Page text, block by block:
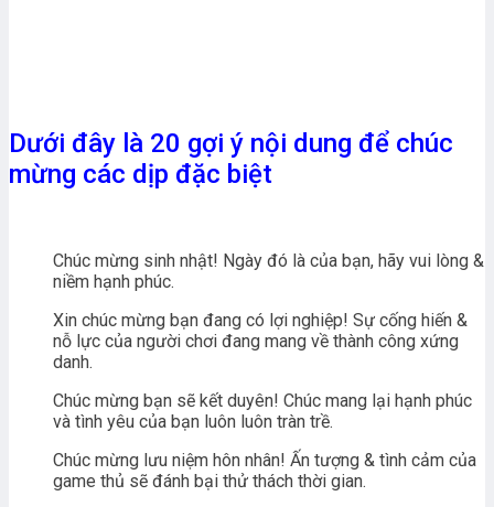
Dưới đây là 20 gợi ý nội dung để chúc
mừng các dịp đặc biệt
Chúc mừng sinh nhật! Ngày đó là của bạn, hãy vui lòng &
niềm hạnh phúc.
Xin chúc mừng bạn đang có lợi nghiệp! Sự cống hiến &
nỗ lực của người chơi đang mang về thành công xứng
danh.
Chúc mừng bạn sẽ kết duyên! Chúc mang lại hạnh phúc
và tình yêu của bạn luôn luôn tràn trề.
Chúc mừng lưu niệm hôn nhân! Ấn tượng & tình cảm của
game thủ sẽ đánh bại thử thách thời gian.